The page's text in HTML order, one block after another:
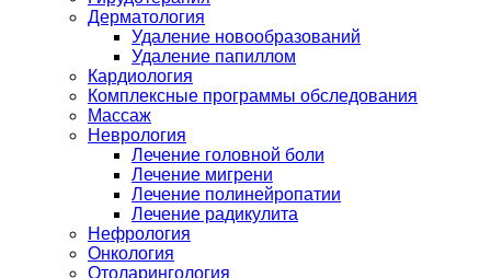
Дерматология
Удаление новообразований
Удаление папиллом
Кардиология
Комплексные программы обследования
Массаж
Неврология
Лечение головной боли
Лечение мигрени
Лечение полинейропатии
Лечение радикулита
Нефрология
Онкология
Отоларингология